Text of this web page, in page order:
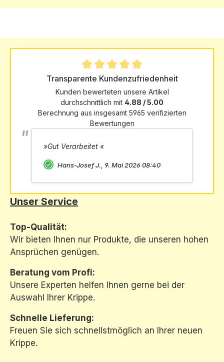
Durchschnittliche Bewertung von 4.88 von 5
Transparente Kundenzufriedenheit
Kunden bewerteten unsere Artikel
durchschnittlich mit 4.88 / 5.00
Berechnung aus insgesamt 5965 verifizierten
Bewertungen
»Gut Verarbeitet «
Hans-Josef J., 9. Mai 2026 08:40
Unser Service
Top-Qualität:
Wir bieten Ihnen nur Produkte, die unseren hohen
Ansprüchen genügen.
Beratung vom Profi:
Unsere Experten helfen Ihnen gerne bei der
Auswahl Ihrer Krippe.
Schnelle Lieferung:
Freuen Sie sich schnellstmöglich an Ihrer neuen
Krippe.